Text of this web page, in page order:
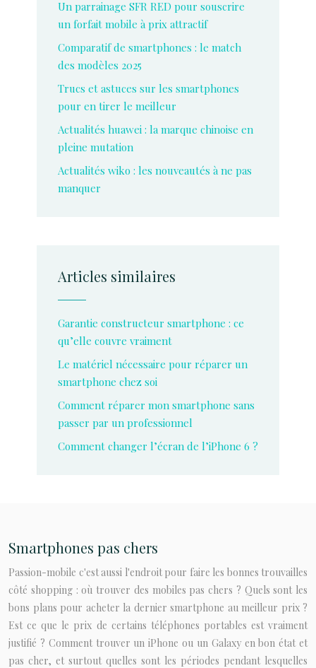
Un parrainage SFR RED pour souscrire
un forfait mobile à prix attractif
Comparatif de smartphones : le match
des modèles 2025
Trucs et astuces sur les smartphones
pour en tirer le meilleur
Actualités huawei : la marque chinoise en
pleine mutation
Actualités wiko : les nouveautés à ne pas
manquer
Articles similaires
Garantie constructeur smartphone : ce
qu’elle couvre vraiment
Le matériel nécessaire pour réparer un
smartphone chez soi
Comment réparer mon smartphone sans
passer par un professionnel
Comment changer l’écran de l’iPhone 6 ?
Smartphones pas chers
Passion-mobile c'est aussi l'endroit pour faire les bonnes trouvailles
côté shopping : où trouver des mobiles pas chers ? Quels sont les
bons plans pour acheter la dernier smartphone au meilleur prix ?
Est ce que le prix de certains téléphones portables est vraiment
justifié ? Comment trouver un iPhone ou un Galaxy en bon état et
pas cher, et surtout quelles sont les périodes pendant lesquelles